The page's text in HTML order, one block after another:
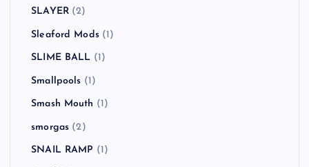
SLAYER(2)
Sleaford Mods(1)
SLIME BALL (1)
Smallpools (1)
Smash Mouth (1)
smorgas (2)
SNAIL RAMP (1)